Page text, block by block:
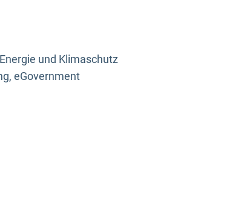
und Klimaschutz
eGovernment